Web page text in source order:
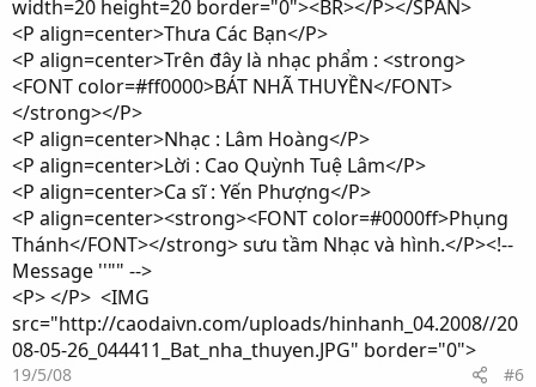
width=20 height=20 border="0"><BR></P></SPAN>
<P align=center>Thưa Các Bạn</P>
<P align=center>Trên đây là nhạc phẩm : <strong>
<FONT color=#ff0000>BÁT NHÃ THUYỀN</FONT>
</strong></P>
<P align=center>Nhạc : Lâm Hoàng</P>
<P align=center>Lời : Cao Quỳnh Tuệ Lâm</P>
<P align=center>Ca sĩ : Yến Phượng</P>
<P align=center><strong><FONT color=#0000ff>Phụng
Thánh</FONT></strong> sưu tầm Nhạc và hình.</P><!--
Message ''"" -->
<P> </P> <IMG
src="http://caodaivn.com/uploads/hinhanh_04.2008//20
08-05-26_044411_Bat_nha_thuyen.JPG" border="0">
19/5/08 #6